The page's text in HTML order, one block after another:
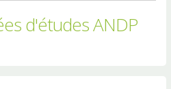
d'études ANDP